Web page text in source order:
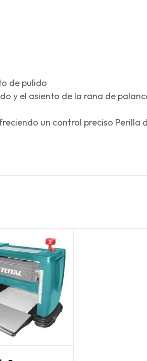
de pulido
y el asiento de la rana de
un control preciso Perilla